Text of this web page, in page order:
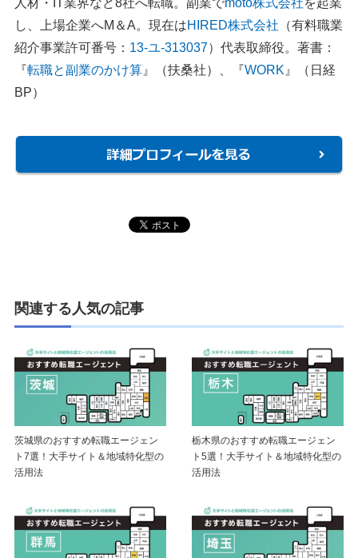
し、上場企業へM＆A。現在はHIRED株式会社 （有料職業
紹介事業許可番号： 13-ユ-313037）代表取締役。著書：
『転職と副業のかけ算 』（扶桑社）、『WORK 』（日経
BP）
関連する人気の記事
茨城県のおすすめ転職エージェン
ト7選！大手サイト＆地域特化型の
活用法
栃木県のおすすめ転職エージェン
ト5選！大手サイト＆地域特化型の
活用法